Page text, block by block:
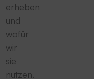
erheben
und
wofür
wir
sie
nutzen.